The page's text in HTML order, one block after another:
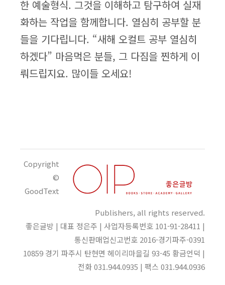
한 예술형식. 그것을 이해하고 탐구하여 실재
화하는 작업을 함께합니다. 열심히 공부할 분
들을 기다립니다. “새해 오컬트 공부 열심히
하겠다” 마음먹은 분들, 그 다짐을 찐하게 이
뤄드립지요. 많이들 오세요!
Copyright
©
GoodText
Publishers, all rights reserved.
좋은글방 | 대표 정은주 | 사업자등록번호 101-91-28411 |
통신판매업신고번호 2016-경기파주-0391
10859 경기 파주시 탄현면 헤이리마을길 93-45 황금언덕 |
전화 031.944.0935 | 팩스 031.944.0936